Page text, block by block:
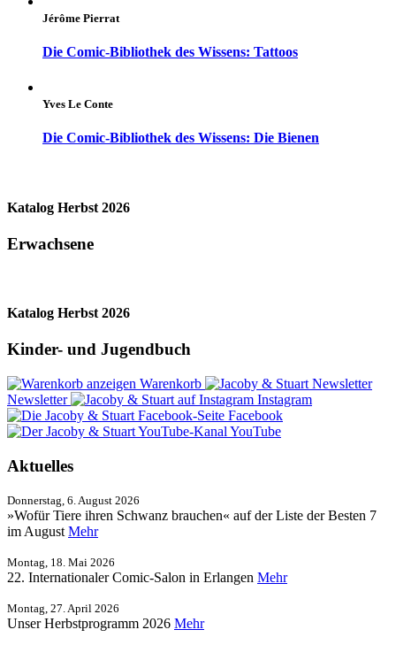
Jérôme Pierrat
Die Comic-Bibliothek des Wissens: Tattoos
Yves Le Conte
Die Comic-Bibliothek des Wissens: Die Bienen
Katalog Herbst 2026
Erwachsene
Katalog Herbst 2026
Kinder- und Jugendbuch
Warenkorb
Newsletter
Instagram
Facebook
YouTube
Aktuelles
Donnerstag, 6. August 2026
»Wofür Tiere ihren Schwanz brauchen« auf der Liste der Besten 7
im August Mehr
Montag, 18. Mai 2026
22. Internationaler Comic-Salon in Erlangen Mehr
Montag, 27. April 2026
Unser Herbstprogramm 2026 Mehr